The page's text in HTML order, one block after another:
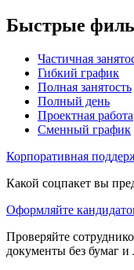
Быстрые
Частичная
Гибкий график
Полная занятость
Полный день
Проектная работа
Сменный график
Корпоративная
Какой соцпакет вы
Оформляйте
Проверяйте
документы без бумаг